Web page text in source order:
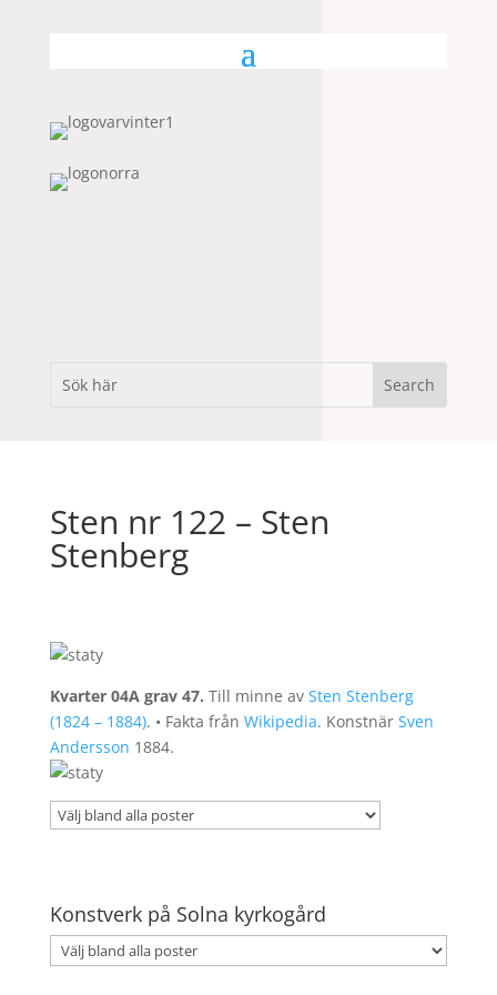
Sten nr 122 – Sten
Stenberg
Kvarter 04A grav 47. Till minne av Sten Stenberg
(1824 – 1884). • Fakta från Wikipedia. Konstnär Sven
Andersson 1884.
Konstverk på Solna kyrkogård